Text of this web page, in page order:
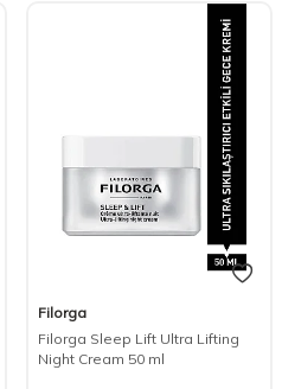
Filorga
Filorga Sleep Lift Ultra Lifting
Night Cream 50 ml